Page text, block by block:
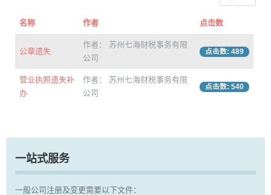
名称 作者 点击数
公章遗失
作者： 苏州七海财税事务有限
公司
点击数: 489
营业执照遗失补
办
作者： 苏州七海财税事务有限
公司
点击数: 540
一站式服务
一般公司注册及变更需要以下文件：